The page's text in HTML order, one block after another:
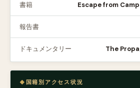
書籍 Escape from
報告書
ドキュメンタリー The
国籍別アクセス状況